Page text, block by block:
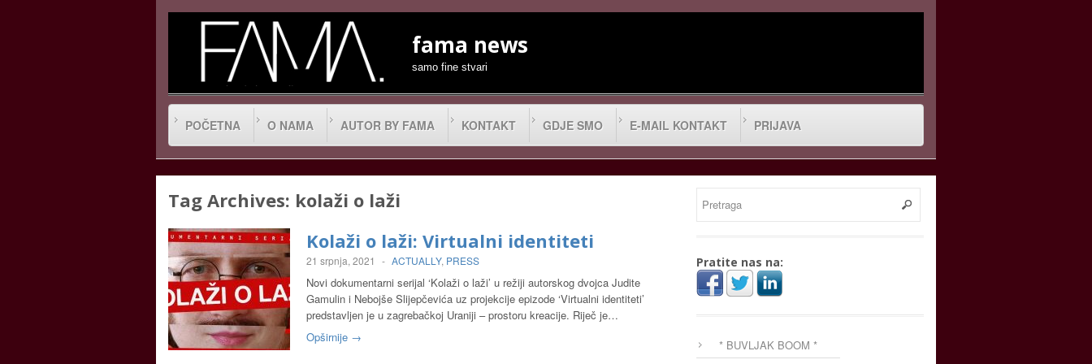
fama news
samo fine stvari
POČETNA O NAMA AUTOR BY FAMA KONTAKT GDJE SMO E-MAIL KONTAKT PRIJAVA
Tag Archives: kolaži o laži
Kolaži o laži: Virtualni identiteti
21 srpnja, 2021 - ACTUALLY, PRESS
Novi dokumentarni serijal ‘Kolaži o laži’ u režiji autorskog dvojca Judite
Gamulin i Nebojše Slijepčevića uz projekcije epizode ‘Virtualni identiteti’
predstavljen je u zagrebačkoj Uraniji – prostoru kreacije. Riječ je…
Opširnije →
Pratite nas na:
* BUVLJAK BOOM *